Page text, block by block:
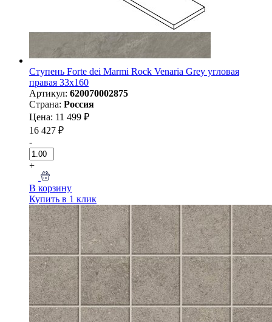
Ступень Forte dei Marmi Rock Venaria Grey угловая
правая 33x160
Артикул: 620070002875
Страна: Россия
Цена: 11 499 ₽
16 427 ₽
-
+
В корзину
Купить в 1 клик